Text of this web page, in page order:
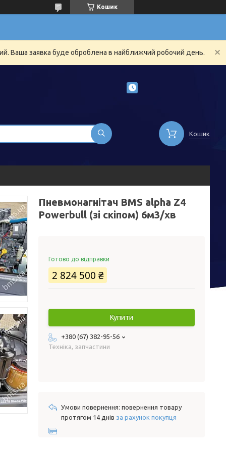
Кошик
Ваша заявка буде оброблена в найближчий робочий день.
Кошик
Пневмонагнітач BMS alpha Z4
Powerbull (зі скіпом) 6м3/хв
Готово до відправки
2 824 500 ₴
Купити
+380 (67) 382-95-56
Техніка, запчастини
повернення товару
протягом 14 днів за рахунок покупця